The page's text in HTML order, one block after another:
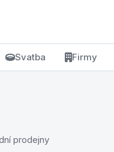
Svatba Firmy
prodejny